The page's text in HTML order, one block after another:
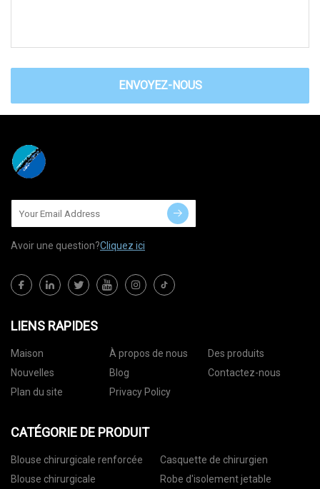
ENVOYEZ-NOUS
Avoir une question?Cliquez ici
LIENS RAPIDES
Maison À propos de nous
Des produits
Nouvelles
Blog
Contactez-nous
Plan du site
Privacy Policy
CATÉGORIE DE PRODUIT
Blouse chirurgicale renforcée
Casquette de chirurgien
Blouse chirurgicale
Robe d'isolement jetable